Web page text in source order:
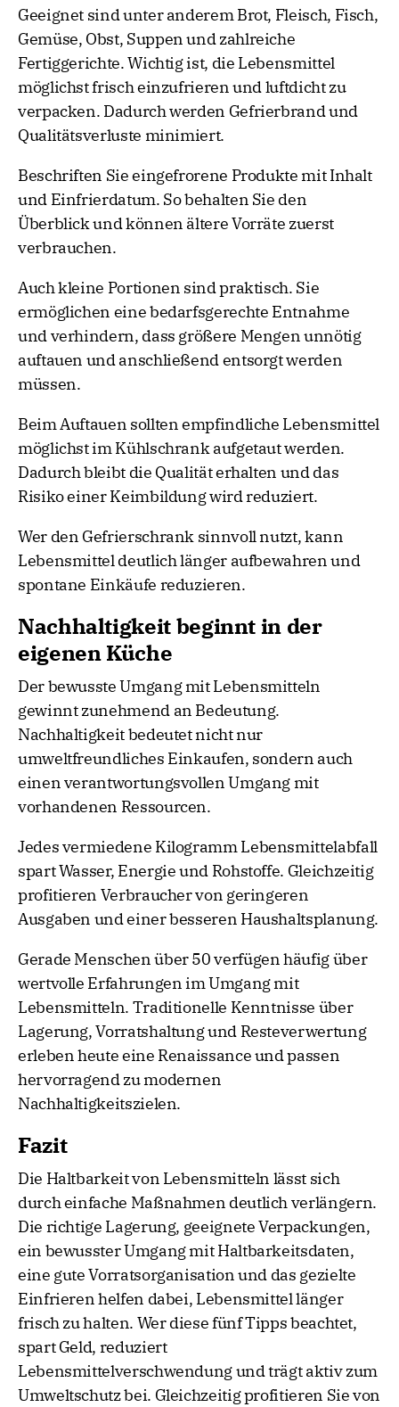
Geeignet sind unter anderem Brot, Fleisch, Fisch,
Gemüse, Obst, Suppen und zahlreiche
Fertiggerichte. Wichtig ist, die Lebensmittel
möglichst frisch einzufrieren und luftdicht zu
verpacken. Dadurch werden Gefrierbrand und
Qualitätsverluste minimiert.
Beschriften Sie eingefrorene Produkte mit Inhalt
und Einfrierdatum. So behalten Sie den
Überblick und können ältere Vorräte zuerst
verbrauchen.
Auch kleine Portionen sind praktisch. Sie
ermöglichen eine bedarfsgerechte Entnahme
und verhindern, dass größere Mengen unnötig
auftauen und anschließend entsorgt werden
müssen.
Beim Auftauen sollten empfindliche Lebensmittel
möglichst im Kühlschrank aufgetaut werden.
Dadurch bleibt die Qualität erhalten und das
Risiko einer Keimbildung wird reduziert.
Wer den Gefrierschrank sinnvoll nutzt, kann
Lebensmittel deutlich länger aufbewahren und
spontane Einkäufe reduzieren.
Nachhaltigkeit beginnt in der
eigenen Küche
Der bewusste Umgang mit Lebensmitteln
gewinnt zunehmend an Bedeutung.
Nachhaltigkeit bedeutet nicht nur
umweltfreundliches Einkaufen, sondern auch
einen verantwortungsvollen Umgang mit
vorhandenen Ressourcen.
Jedes vermiedene Kilogramm Lebensmittelabfall
spart Wasser, Energie und Rohstoffe. Gleichzeitig
profitieren Verbraucher von geringeren
Ausgaben und einer besseren Haushaltsplanung.
Gerade Menschen über 50 verfügen häufig über
wertvolle Erfahrungen im Umgang mit
Lebensmitteln. Traditionelle Kenntnisse über
Lagerung, Vorratshaltung und Resteverwertung
erleben heute eine Renaissance und passen
hervorragend zu modernen
Nachhaltigkeitszielen.
Fazit
Die Haltbarkeit von Lebensmitteln lässt sich
durch einfache Maßnahmen deutlich verlängern.
Die richtige Lagerung, geeignete Verpackungen,
ein bewusster Umgang mit Haltbarkeitsdaten,
eine gute Vorratsorganisation und das gezielte
Einfrieren helfen dabei, Lebensmittel länger
frisch zu halten. Wer diese fünf Tipps beachtet,
spart Geld, reduziert
Lebensmittelverschwendung und trägt aktiv zum
Umweltschutz bei. Gleichzeitig profitieren Sie von